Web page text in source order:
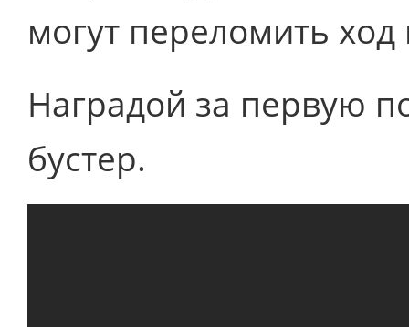
могут переломить ход
Наградой за первую
бустер.